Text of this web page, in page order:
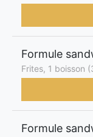
Formule
Frites, 1 boisson
Formule